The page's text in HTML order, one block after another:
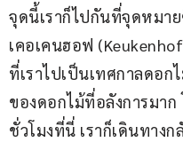
จุดนี้เราก็ไปกันที่จุดหมา
เคอเคนฮอฟ
ที่เราไปเป็นเทศกาลดอ
ของดอกไม้ที่อลังการมาก
ชั่วโมงที่นี่ เราก็เดินทา